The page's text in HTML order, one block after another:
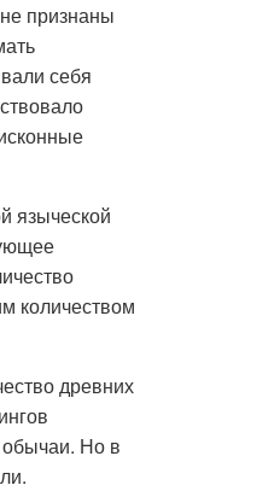
признаны
себя
языческой
количеством
древних
обычаи. Но в